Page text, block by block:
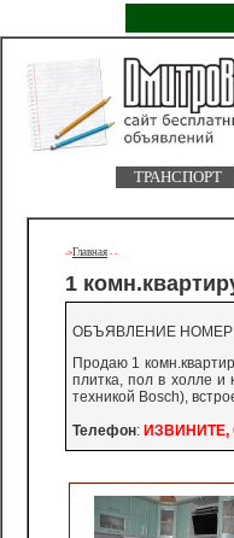
ТРАНСПОРТ
->Главная - -
1
ОБЪЯВЛЕНИЕ
Продаю 1
плитка, пол в холле и
техникой Bosch),
Телефон: ИЗВИНИТЕ,